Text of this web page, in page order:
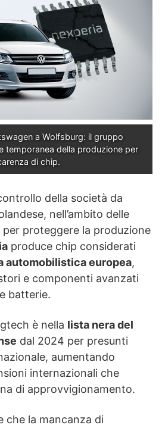
a Wolfsburg: il gruppo
temporanea della produzione per
di chip.
della società da
nell’ambito delle
per proteggere la produzione
produce chip considerati
automobilistica europea,
e componenti avanzati
batterie.
è nella lista nera del
dal 2024 per presunti
aumentando
internazionali che
di approvvigionamento.
che la mancanza di